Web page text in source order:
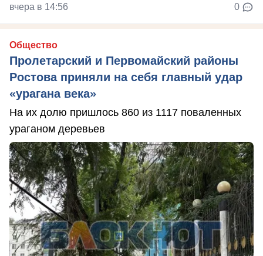
вчера в 14:56 0
Общество
Пролетарский и Первомайский районы
Ростова приняли на себя главный удар
«урагана века»
На их долю пришлось 860 из 1117 поваленных
ураганом деревьев